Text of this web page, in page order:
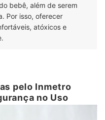
bebê, além de serem
Por isso, oferecer
atóxicos e
pelo Inmetro
no Uso